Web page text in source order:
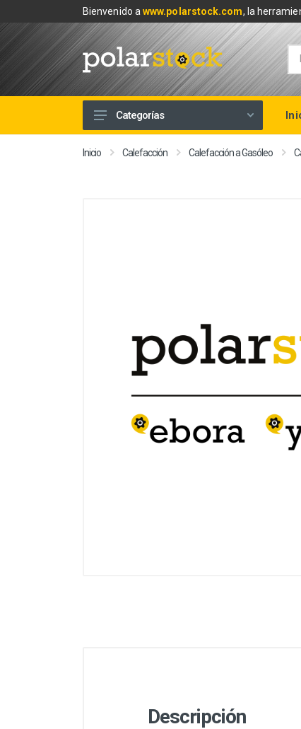
Bienvenido awww.polarstock.com, la
Calefacción
Categorías
Inicio Calefacción Calefacción a Gasóleo
Descripción